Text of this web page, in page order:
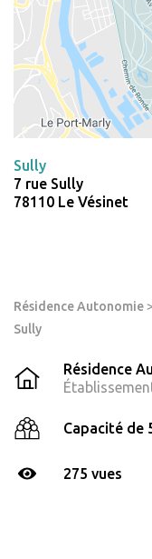
Résidence Autonomie >
Sully
Résidence
Capacité de
275 vues
Sully
7 rue Sully
78110 Le Vésinet